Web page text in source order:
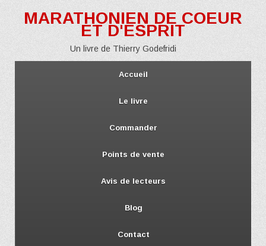
MARATHONIEN DE COEUR
ET D'ESPRIT
Un livre de Thierry Godefridi
Accueil
Le livre
Commander
Points de vente
Avis de lecteurs
Blog
Contact